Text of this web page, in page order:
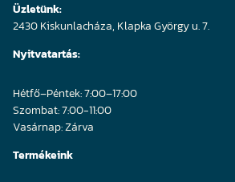
Üzletünk:
2430 Kiskunlacháza, Klapka György u. 7.
Nyitvatartás:
Hétfő–Péntek: 7:00–17:00
Szombat: 7:00-11:00
Vasárnap: Zárva
Termékeink